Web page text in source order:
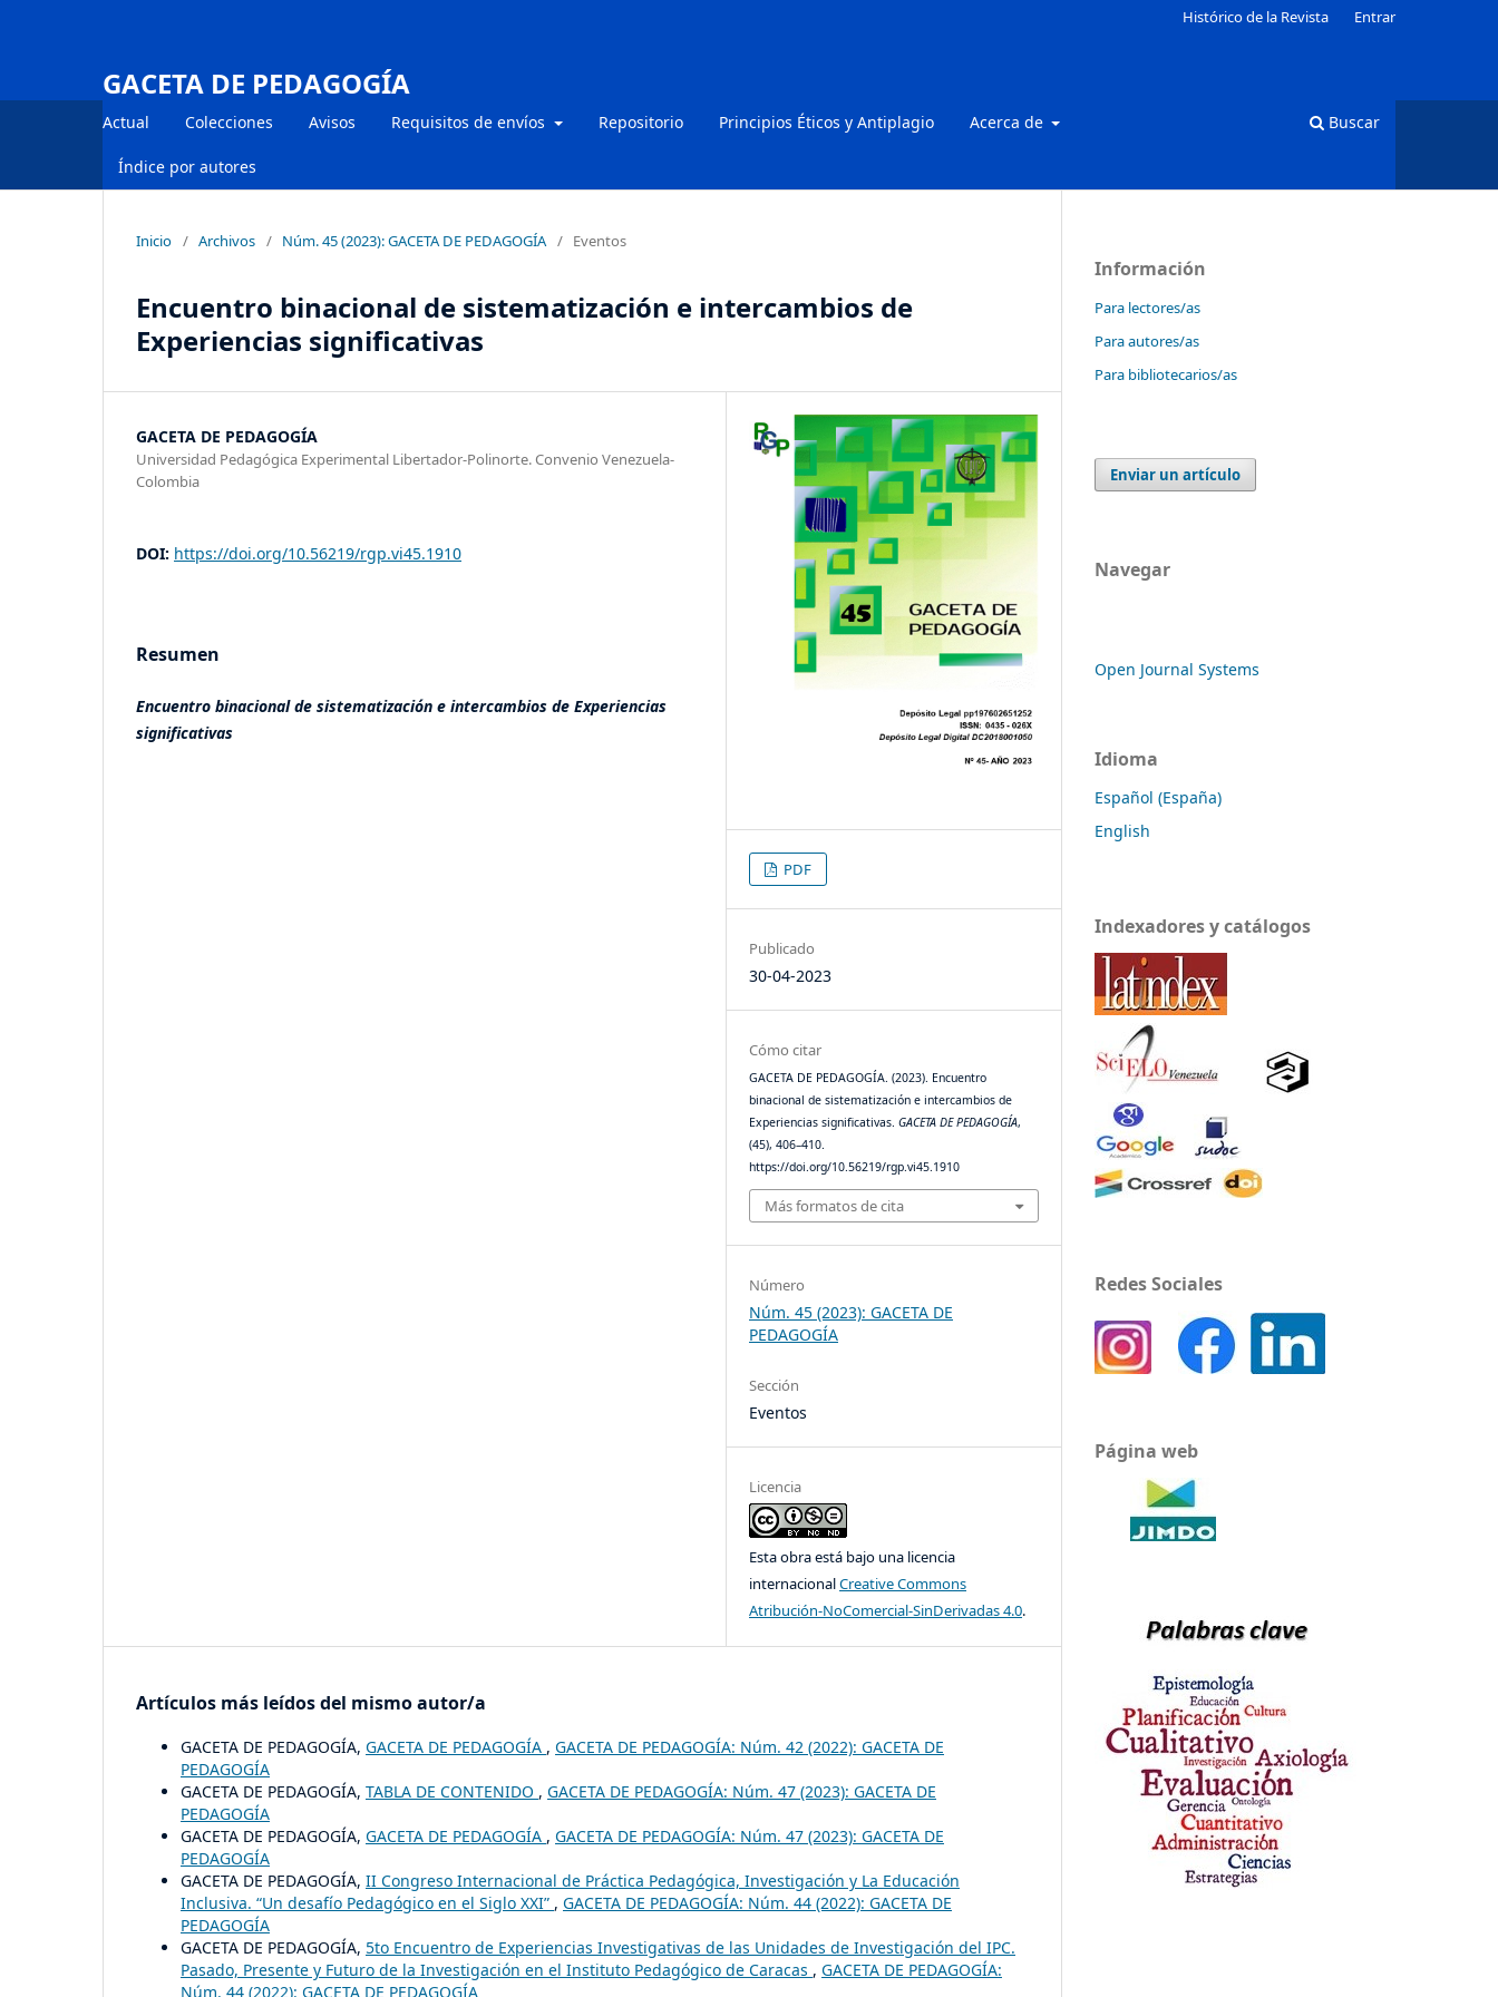
GACETA DE PEDAGOGÍA
Actual Colecciones Avisos Requisitos de envíos Repositorio Principios Éticos y Antiplagio Acerca de
Índice por autores
Buscar
Histórico de la Revista Entrar
Inicio / Archivos / Núm. 45 (2023): GACETA DE PEDAGOGÍA / Eventos
Encuentro binacional de sistematización e intercambios de
Experiencias significativas
GACETA DE PEDAGOGÍA
Universidad Pedagógica Experimental Libertador-Polinorte. Convenio Venezuela-
Colombia
DOI: https://doi.org/10.56219/rgp.vi45.1910
Resumen
Encuentro binacional de sistematización e intercambios de Experiencias
significativas
PDF
Publicado
30-04-2023
Cómo citar
GACETA DE PEDAGOGÍA. (2023). Encuentro
binacional de sistematización e intercambios de
Experiencias significativas.GACETA DE PEDAGOGÍA,
(45), 406–410.
https://doi.org/10.56219/rgp.vi45.1910
Más formatos de cita
Número
Núm. 45 (2023): GACETA DE
PEDAGOGÍA
Sección
Eventos
Licencia
Esta obra está bajo una licencia
internacionalCreative Commons
Atribución-NoComercial-SinDerivadas 4.0.
Artículos más leídos del mismo autor/a
GACETA DE PEDAGOGÍA, GACETA DE PEDAGOGÍA , GACETA DE PEDAGOGÍA: Núm. 42 (2022): GACETA DE
PEDAGOGÍA
GACETA DE PEDAGOGÍA, TABLA DE CONTENIDO , GACETA DE PEDAGOGÍA: Núm. 47 (2023): GACETA DE
PEDAGOGÍA
GACETA DE PEDAGOGÍA, GACETA DE PEDAGOGÍA , GACETA DE PEDAGOGÍA: Núm. 47 (2023): GACETA DE
PEDAGOGÍA
GACETA DE PEDAGOGÍA, II Congreso Internacional de Práctica Pedagógica, Investigación y La Educación
Inclusiva. “Un desafío Pedagógico en el Siglo XXI” , GACETA DE PEDAGOGÍA: Núm. 44 (2022): GACETA DE
PEDAGOGÍA
GACETA DE PEDAGOGÍA, 5to Encuentro de Experiencias Investigativas de las Unidades de Investigación del IPC.
Pasado, Presente y Futuro de la Investigación en el Instituto Pedagógico de Caracas , GACETA DE PEDAGOGÍA:
Núm. 44 (2022): GACETA DE PEDAGOGÍA
Información
Para lectores/as
Para autores/as
Para bibliotecarios/as
Enviar un artículo
Navegar
Open Journal Systems
Idioma
Español (España)
English
Indexadores y catálogos
Redes Sociales
Página web